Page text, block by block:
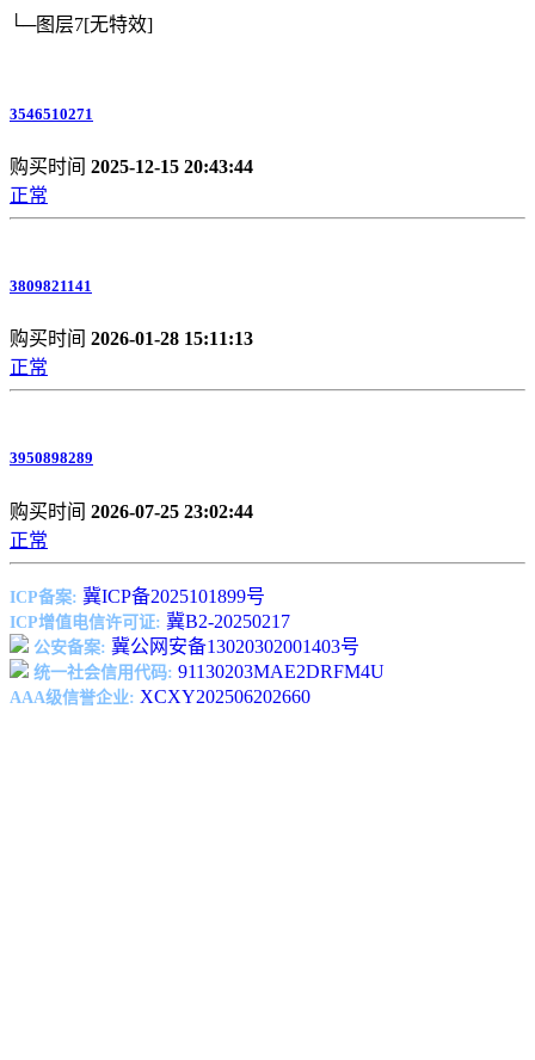
└─图层7[无特效]
3546510271
购买时间 2025-12-15 20:43:44
正常
3809821141
购买时间 2026-01-28 15:11:13
正常
3950898289
购买时间 2026-07-25 23:02:44
正常
ICP备案: 冀ICP备2025101899号
ICP增值电信许可证: 冀B2-20250217
公安备案: 冀公网安备13020302001403号
统一社会信用代码: 91130203MAE2DRFM4U
AAA级信誉企业: XCXY202506202660